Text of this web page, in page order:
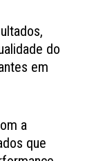
do
em
a
que